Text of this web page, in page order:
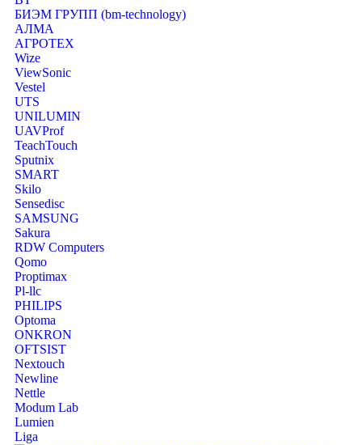
БИЭМ ГРУПП (bm-technology)
АЛМА
АГРОТЕХ
Wize
ViewSonic
Vestel
UTS
UNILUMIN
UAVProf
TeachTouch
Sputnix
SMART
Skilo
Sensedisc
SAMSUNG
Sakura
RDW Computers
Qomo
Proptimax
Pl-llc
PHILIPS
Optoma
ONKRON
OFTSIST
Nextouch
Newline
Nettle
Modum Lab
Lumien
Liga